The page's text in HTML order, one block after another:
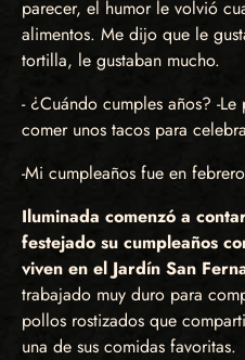
parecer, el humor le volvió
alimentos. Me dijo que le
tortilla, le gustaban mucho.
- ¿Cuándo cumples años? -
comer unos tacos para
-Mi cumpleaños fue en
Iluminada comenzó a
festejado su cumpleaños
viven en el Jardín San
trabajado muy duro para
pollos rostizados que
una de sus comidas favoritas.